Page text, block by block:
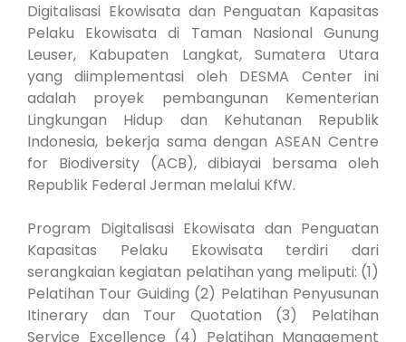
Digitalisasi Ekowisata dan Penguatan Kapasitas
Pelaku Ekowisata di Taman Nasional Gunung
Leuser, Kabupaten Langkat, Sumatera Utara
yang diimplementasi oleh DESMA Center ini
adalah proyek pembangunan Kementerian
Lingkungan Hidup dan Kehutanan Republik
Indonesia, bekerja sama dengan ASEAN Centre
for Biodiversity (ACB), dibiayai bersama oleh
Republik Federal Jerman melalui KfW.
Program Digitalisasi Ekowisata dan Penguatan
Kapasitas Pelaku Ekowisata terdiri dari
serangkaian kegiatan pelatihan yang meliputi: (1)
Pelatihan Tour Guiding (2) Pelatihan Penyusunan
Itinerary dan Tour Quotation (3) Pelatihan
Service Excellence (4) Pelatihan Management